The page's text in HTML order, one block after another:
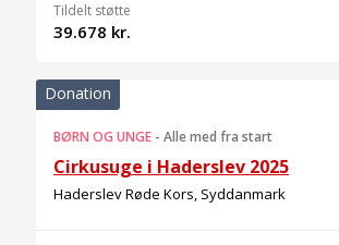
Tildelt støtte
39.678 kr.
Donation
BØRN OG UNGE - Alle med fra start
Cirkusuge i Haderslev 2025
Haderslev Røde Kors, Syddanmark